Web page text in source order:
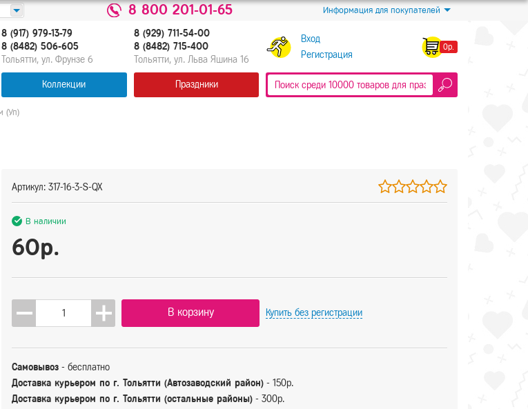
8 800 201-01-65 Информация для покупателей
8 (917) 979-13-79
8 (8482) 506-605
Тольятти, ул. Фрунзе 6
8 (929) 711-54-00
8 (8482) 715-400
Тольятти, ул. Льва Яшина 16
Вход
Регистрация
0р.
Коллекции Праздники
(Уп)
Артикул: 317-16-3-S-QX
В наличии
60р.
В корзину Купить без регистрации
Самовывоз - бесплатно
Доставка курьером по г. Тольятти (Автозаводский район) - 150р.
Доставка курьером по г. Тольятти (остальные районы) - 300р.